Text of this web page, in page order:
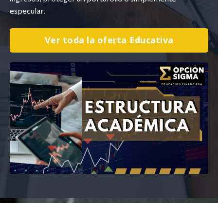
especular.
Ver toda la oferta Educativa